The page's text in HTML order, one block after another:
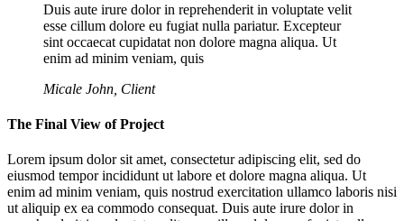
Duis aute irure dolor in reprehenderit in voluptate velit
esse cillum dolore eu fugiat nulla pariatur. Excepteur
sint occaecat cupidatat non dolore magna aliqua. Ut
enim ad minim veniam, quis
Micale John, Client
The Final View of Project
Lorem ipsum dolor sit amet, consectetur adipiscing elit, sed do
eiusmod tempor incididunt ut labore et dolore magna aliqua. Ut
enim ad minim veniam, quis nostrud exercitation ullamco laboris nisi
ut aliquip ex ea commodo consequat. Duis aute irure dolor in